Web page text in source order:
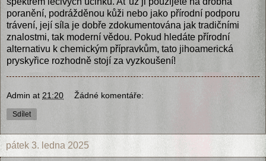
poranění, podrážděnou kůži nebo jako přírodní podporu
trávení, její síla je dobře zdokumentována jak tradičními
znalostmi, tak moderní vědou. Pokud hledáte přírodní
alternativu k chemickým přípravkům, tato jihoamerická
pryskyřice rozhodně stojí za vyzkoušení!
Admin at 21:20 Žádné komentáře:
Sdílet
pátek 3. ledna 2025